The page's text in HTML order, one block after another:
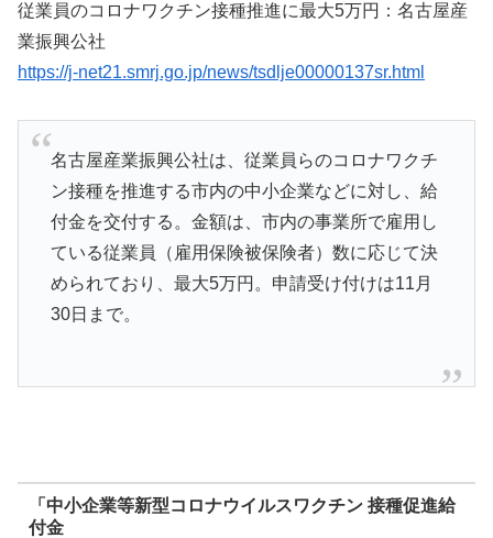
従業員のコロナワクチン接種推進に最大5万円：名古屋産
業振興公社
https://j-net21.smrj.go.jp/news/tsdlje00000137sr.html
名古屋産業振興公社は、従業員らのコロナワクチ
ン接種を推進する市内の中小企業などに対し、給
付金を交付する。金額は、市内の事業所で雇用し
ている従業員（雇用保険被保険者）数に応じて決
められており、最大5万円。申請受け付けは11月
30日まで。
「中小企業等新型コロナウイルスワクチン 接種促進給
付金